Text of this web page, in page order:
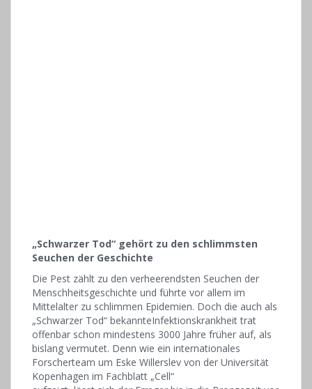
„Schwarzer Tod“ gehört zu den schlimmsten
Seuchen der Geschichte
Die Pest zählt zu den verheerendsten Seuchen der
Menschheitsgeschichte und führte vor allem im
Mittelalter zu schlimmen Epidemien. Doch die auch als
„Schwarzer Tod“ bekannteInfektionskrankheit trat
offenbar schon mindestens 3000 Jahre früher auf, als
bislang vermutet. Denn wie ein internationales
Forscherteam um Eske Willerslev von der Universität
Kopenhagen im Fachblatt „Cell“